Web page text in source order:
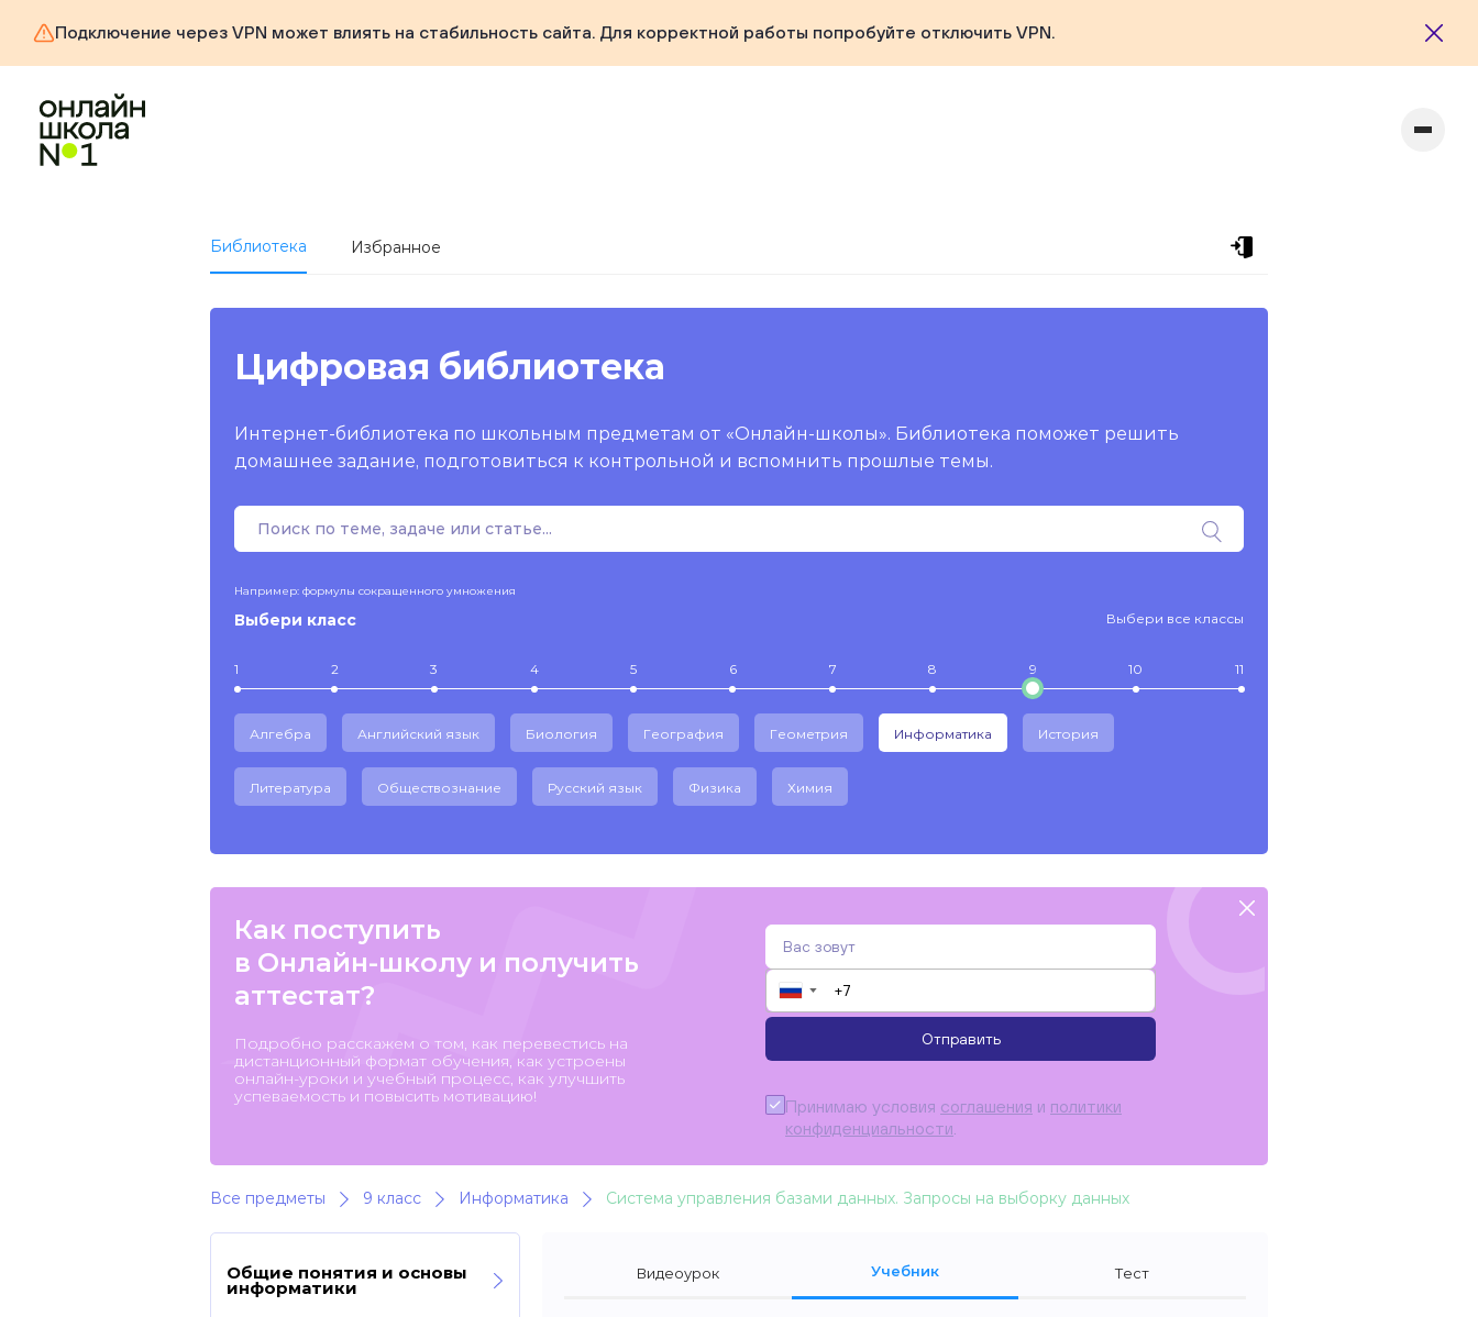
Подключение через VPN может влиять на стабильность сайта. Для корректной работы попробуйте отключить VPN.
Библиотека Избранное
Цифровая библиотека
Интернет-библиотека по школьным предметам от «Онлайн-школы». Библиотека поможет решить
домашнее задание, подготовиться к контрольной и вспомнить прошлые темы.
Например: формулы сокращенного умножения
Выбери класс Выбери все классы
1 2 3 4 5 6 7 8 9 10 11
Алгебра Английский язык Биология География Геометрия Информатика История
Литература Обществознание Русский язык Физика Химия
Как поступить
в Онлайн-школу и получить
аттестат?
Подробно расскажем о том, как перевестись на
дистанционный формат обучения, как устроены
онлайн-уроки и учебный процесс, как улучшить
успеваемость и повысить мотивацию!
▼
Отправить
Принимаю условия соглашения и политики
конфиденциальности
Все предметы 9 класс Информатика Система управления базами данных. Запросы на выборку данных
Общие понятия и основы
информатики
Видеоурок Учебник Тест